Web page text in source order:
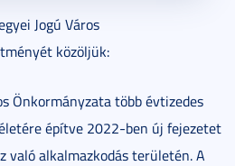
Jogú Város
közöljük:
Önkormányzata több évtizedes
építve 2022-ben új fejezetet
való alkalmazkodás területén. A